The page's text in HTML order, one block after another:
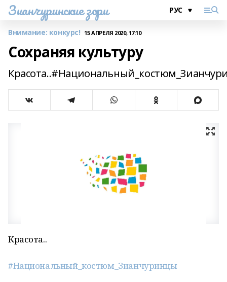
Зианчуринские зори
Внимание: конкурс! 15 АПРЕЛЯ 2020, 17:10
Сохраняя культуру
Красота..
#Национальный_костюм_Зианчуринцы